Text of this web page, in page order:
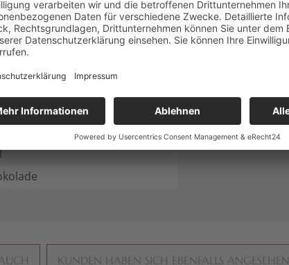
Kleine Aufmerksamkeit,
fruchtig, herb, Kaffee,
Krokant, Limette, salzig,
ohne Alkohol
Schokolade
KUNDEN HABEN SICH EBENFALLS ANGESEHEN